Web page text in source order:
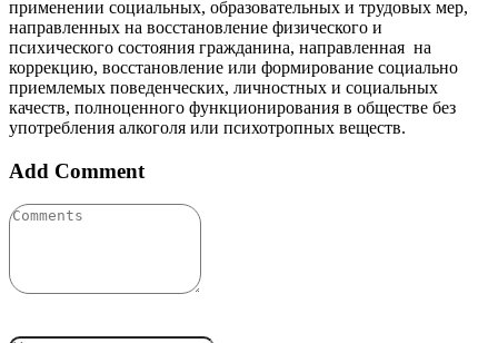
применении социальных, образовательных и трудовых мер,
направленных на восстановление физического и
психического состояния гражданина, направленная на
коррекцию, восстановление или формирование социально
приемлемых поведенческих, личностных и социальных
качеств, полноценного функционирования в обществе без
употребления алкоголя или психотропных веществ.
Add Comment